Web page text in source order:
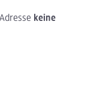
keine